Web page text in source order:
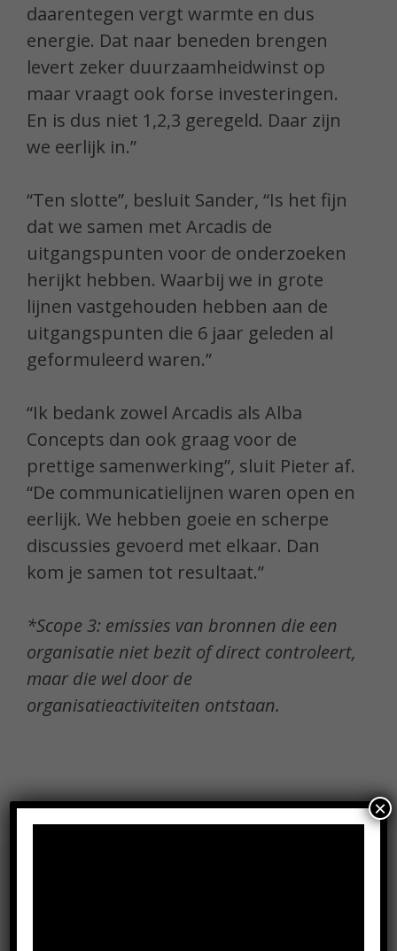
daarentegen vergt warmte en dus
energie. Dat naar beneden brengen
levert zeker duurzaamheidwinst op
maar vraagt ook forse investeringen.
En is dus niet 1,2,3 geregeld. Daar zijn
we eerlijk in.”
“Ten slotte”, besluit Sander, “Is het fijn
dat we samen met Arcadis de
uitgangspunten voor de onderzoeken
herijkt hebben. Waarbij we in grote
lijnen vastgehouden hebben aan de
uitgangspunten die 6 jaar geleden al
geformuleerd waren.”
“Ik bedank zowel Arcadis als Alba
Concepts dan ook graag voor de
prettige samenwerking”, sluit Pieter af.
“De communicatielijnen waren open en
eerlijk. We hebben goeie en scherpe
discussies gevoerd met elkaar. Dan
kom je samen tot resultaat.”
*Scope 3: emissies van bronnen die een
organisatie niet bezit of direct controleert,
maar die wel door de
organisatieactiviteiten ontstaan.
×